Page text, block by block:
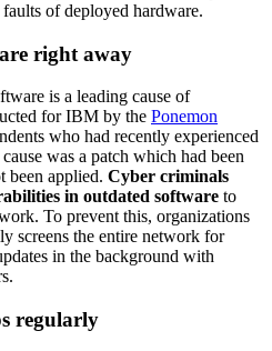
of deployed hardware.
right away
is a leading cause of
for IBM by the Ponemon
who had recently experienced
was a patch which had been
been applied. Cyber criminals
in outdated software to
To prevent this, organizations
screens the entire network for
in the background with
regularly